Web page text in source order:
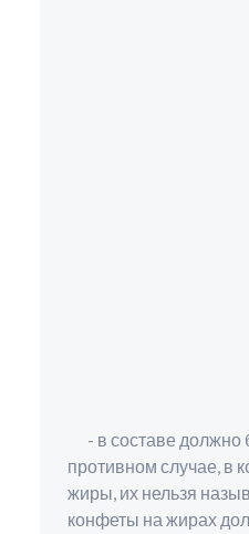
- в составе должно
противном случае, в
жиры, их нельзя
конфеты на жирах